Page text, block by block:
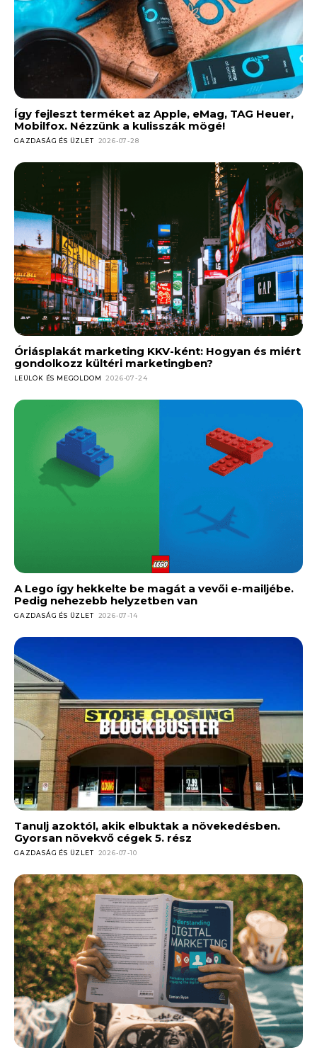
Így fejleszt terméket az Apple, eMag, TAG Heuer,
Mobilfox. Nézzünk a kulisszák mögé!
GAZDASÁG ÉS ÜZLET 2026-07-28
Óriásplakát marketing KKV-ként: Hogyan és miért
gondolkozz kültéri marketingben?
LEÜLÖK ÉS MEGOLDOM 2026-07-24
A Lego így hekkelte be magát a vevői e-mailjébe.
Pedig nehezebb helyzetben van
GAZDASÁG ÉS ÜZLET 2026-07-14
Tanulj azoktól, akik elbuktak a növekedésben.
Gyorsan növekvő cégek 5. rész
GAZDASÁG ÉS ÜZLET 2026-07-10